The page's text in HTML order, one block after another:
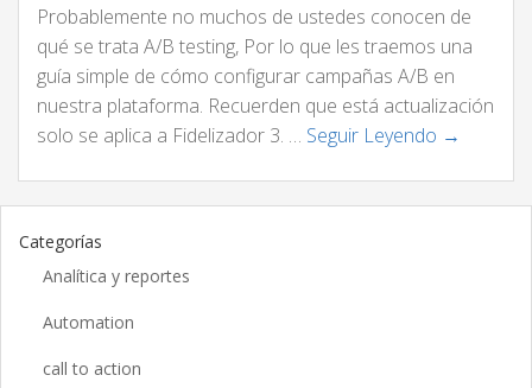
Probablemente no muchos de ustedes conocen de
qué se trata A/B testing, Por lo que les traemos una
guía simple de cómo configurar campañas A/B en
nuestra plataforma. Recuerden que está actualización
solo se aplica a Fidelizador 3. … Seguir Leyendo →
Categorías
Analítica y reportes
Automation
call to action